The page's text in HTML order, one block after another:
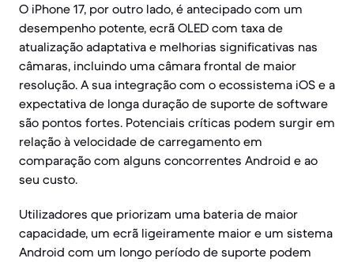
O iPhone 17, por outro lado, é antecipado com um
desempenho potente, ecrã OLED com taxa de
atualização adaptativa e melhorias significativas nas
câmaras, incluindo uma câmara frontal de maior
resolução. A sua integração com o ecossistema iOS e a
expectativa de longa duração de suporte de software
são pontos fortes. Potenciais críticas podem surgir em
relação à velocidade de carregamento em
comparação com alguns concorrentes Android e ao
seu custo.
Utilizadores que priorizam uma bateria de maior
capacidade, um ecrã ligeiramente maior e um sistema
Android com um longo período de suporte podem